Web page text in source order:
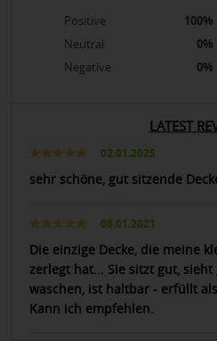
Positive
100%
Neutral
0%
Negative
0%
LATEST
02.01.2025
sehr schöne, gut sitzende
06.01.2021
Die einzige Decke, die meine
zerlegt hat... Sie sitzt gut,
waschen, ist haltbar - erfüllt
Kann ich empfehlen.